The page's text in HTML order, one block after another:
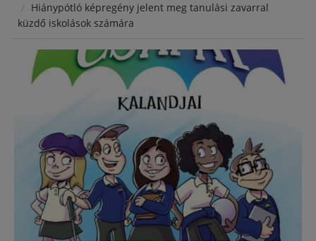
Hiánypótló képregény jelent meg tanulási zavarral
küzdő iskolások számára